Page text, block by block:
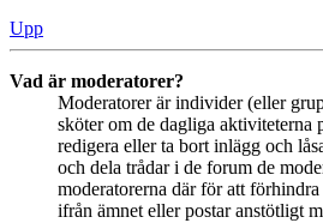
Upp
Vad är moderatorer?
Moderatorer är individer (eller
sköter om de dagliga aktiviteterna
redigera eller ta bort inlägg och
och dela trådar i de forum de
moderatorerna där för att
ifrån ämnet eller postar anstötligt